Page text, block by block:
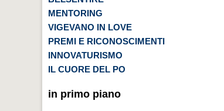
MENTORING
VIGEVANO IN LOVE
PREMI E RICONOSCIMENTI
INNOVATURISMO
IL CUORE DEL PO
in primo piano